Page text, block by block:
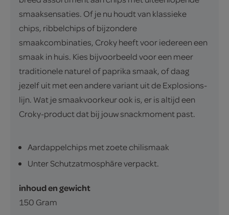
smaaksensaties. Of je nu houdt van klassieke
chips, ribbelchips of bijzondere
smaakcombinaties, Croky heeft voor iedereen een
smaak in huis. Kies bijvoorbeeld voor een meer
traditionele naturel of paprika smaak, of daag
jezelf uit met een andere variant uit de Explosions-
lijn. Wat je smaakvoorkeur ook is, er is altijd een
Croky-product dat bij jouw snackmoment past.
Aardappelchips met zoete chilismaak
Unter Schutzatmosphäre verpackt.
inhoud en gewicht
150 Gram